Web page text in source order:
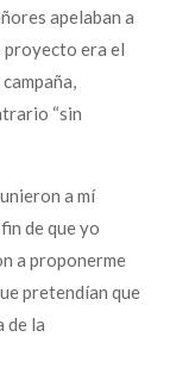
apelaban a
proyecto era el
“sin
a mí
de que yo
a proponerme
pretendían que
de la